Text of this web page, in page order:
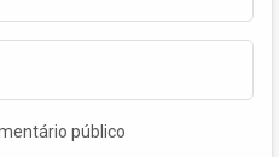
público